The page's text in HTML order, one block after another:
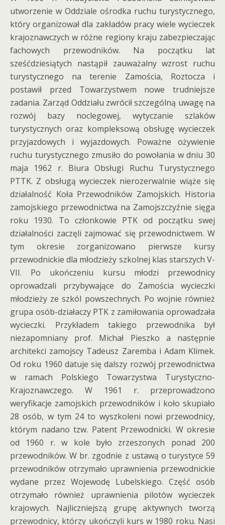
utworzenie w Oddziale ośrodka ruchu turystycznego,
który organizował dla zakładów pracy wiele wycieczek
krajoznawczych w różne regiony kraju zabezpieczając
fachowych przewodników. Na początku lat
sześćdziesiątych nastąpił zauważalny wzrost ruchu
turystycznego na terenie Zamościa, Roztocza i
postawił przed Towarzystwem nowe trudniejsze
zadania. Zarząd Oddziału zwrócił szczególną uwagę na
rozwój bazy noclegowej, wytyczanie szlaków
turystycznych oraz kompleksową obsługę wycieczek
przyjazdowych i wyjazdowych. Poważne ożywienie
ruchu turystycznego zmusiło do powołania w dniu 30
maja 1962 r. Biura Obsługi Ruchu Turystycznego
PTTK. Z obsługą wycieczek nierozerwalnie wiąże się
działalność Koła Przewodników Zamojskich. Historia
zamojskiego przewodnictwa na Zamojszczyźnie sięga
roku 1930. To członkowie PTK od początku swej
działalności zaczęli zajmować się przewodnictwem. W
tym okresie zorganizowano pierwsze kursy
przewodnickie dla młodzieży szkolnej klas starszych V-
VII. Po ukończeniu kursu młodzi przewodnicy
oprowadzali przybywające do Zamościa wycieczki
młodzieży ze szkól powszechnych. Po wojnie również
grupa osób-działaczy PTK z zamiłowania oprowadzała
wycieczki. Przykładem takiego przewodnika był
niezapomniany prof. Michał Pieszko a następnie
architekci zamojscy Tadeusz Zaremba i Adam Klimek.
Od roku 1960 datuje się dalszy rozwój przewodnictwa
w ramach Polskiego Towarzystwa Turystyczno-
Krajoznawczego. W 1961 r. przeprowadzono
weryfikacje zamojskich przewodników i koło skupiało
28 osób, w tym 24 to wyszkoleni nowi przewodnicy,
którym nadano tzw. Patent Przewodnicki. W okresie
od 1960 r. w kole było zrzeszonych ponad 200
przewodników. W br. zgodnie z ustawą o turystyce 59
przewodników otrzymało uprawnienia przewodnickie
wydane przez Wojewodę Lubelskiego. Część osób
otrzymało również uprawnienia pilotów wycieczek
krajowych. Najliczniejszą grupę aktywnych tworzą
przewodnicy, którzy ukończyli kurs w 1980 roku. Nasi